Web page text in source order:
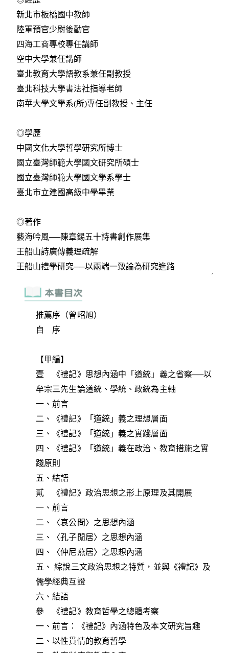
推薦序（曾昭旭）
自 序
【甲編】
壹 《禮記》思想內涵中「道統」義之省察──以
牟宗三先生論道統、學統、政統為主軸
一、前言
二、《禮記》「道統」義之理想層面
三、《禮記》「道統」義之實踐層面
四、《禮記》「道統」義在政治、教育措施之實
踐原則
五、結語
貳 《禮記》政治思想之形上原理及其開展
一、前言
二、〈哀公問〉之思想內涵
三、〈孔子閒居〉之思想內涵
四、〈仲尼燕居〉之思想內涵
五、 綜說三文政治思想之特質，並與《禮記》及
儒學經典互證
六、結語
參 《禮記》教育哲學之總體考察
一、前言：《禮記》內涵特色及本文研究旨趣
二、以性貫情的教育哲學